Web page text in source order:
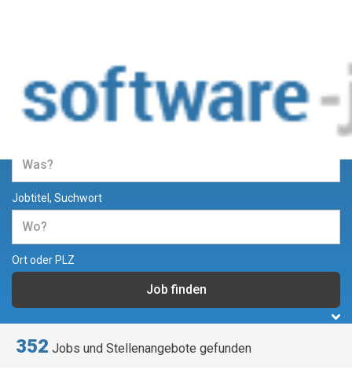
Jobs und Stellenangebote in der
Softwareentwicklung
Jobtitel, Suchwort
Ort oder PLZ
352 Jobs und Stellenangebote gefunden